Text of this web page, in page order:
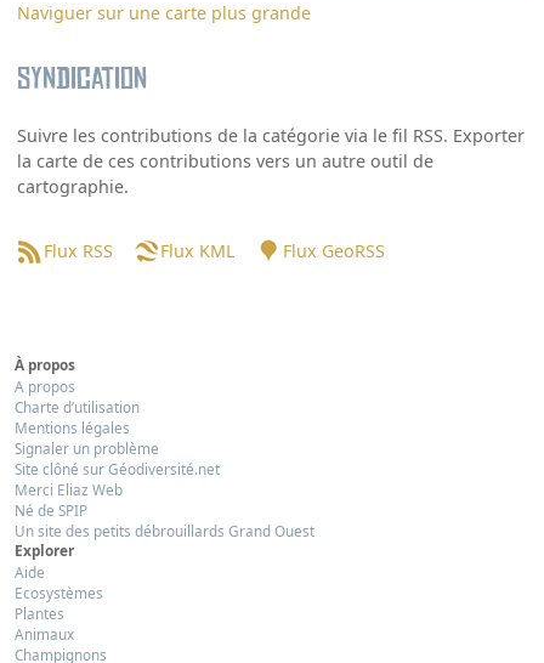
Naviguer sur une carte plus grande
Syndication
Suivre les contributions de la catégorie via le fil RSS. Exporter
la carte de ces contributions vers un autre outil de
cartographie.
Flux RSS Flux KML Flux GeoRSS
À propos
A propos
Charte d’utilisation
Mentions légales
Signaler un problème
Site clôné sur Géodiversité.net
Merci Eliaz Web
Né de SPIP
Un site des petits débrouillards Grand Ouest
Explorer
Aide
Ecosystèmes
Plantes
Animaux
Champignons